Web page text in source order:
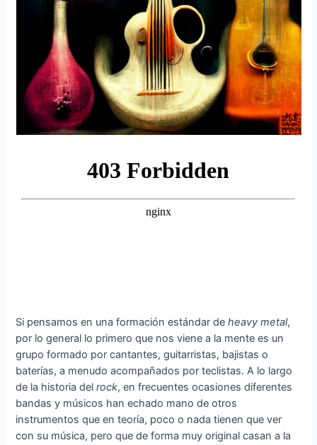
Si pensamos en una formación estándar deheavy metal,
por lo general lo primero que nos viene a la mente es un
grupo formado por cantantes, guitarristas, bajistas o
baterías, a menudo acompañados por teclistas. A lo largo
de la historia delrock, en frecuentes ocasiones diferentes
bandas y músicos han echado mano de otros
instrumentos que en teoría, poco o nada tienen que ver
con su música, pero que de forma muy original casan a la